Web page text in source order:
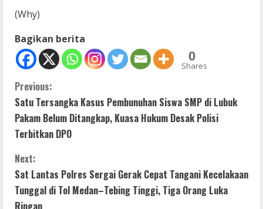
(Why)
Bagikan berita
0
Shares
C
o
n
t
i
Previous:
Satu Tersangka Kasus Pembunuhan Siswa SMP di Lubuk
Pakam Belum Ditangkap, Kuasa Hukum Desak Polisi
Terbitkan DPO
Next:
Sat Lantas Polres Sergai Gerak Cepat Tangani Kecelakaan
Tunggal di Tol Medan–Tebing Tinggi, Tiga Orang Luka
Ringan